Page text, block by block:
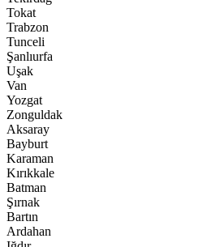
Tokat
Trabzon
Tunceli
Şanlıurfa
Uşak
Van
Yozgat
Zonguldak
Aksaray
Bayburt
Karaman
Kırıkkale
Batman
Şırnak
Bartın
Ardahan